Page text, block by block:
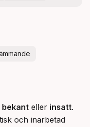
bekant eller insatt.
och inarbetad